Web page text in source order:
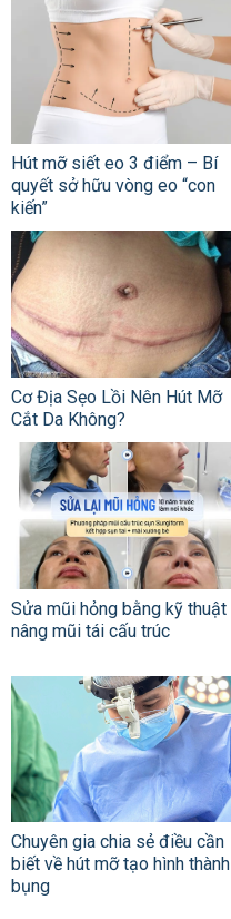
Hút mỡ siết eo 3 điểm – Bí
quyết sở hữu vòng eo “con
kiến”
Cơ Địa Sẹo Lồi Nên Hút Mỡ
Cắt Da Không?
Sửa mũi hỏng bằng kỹ thuật
nâng mũi tái cấu trúc
Chuyên gia chia sẻ điều cần
biết về hút mỡ tạo hình thành
bụng